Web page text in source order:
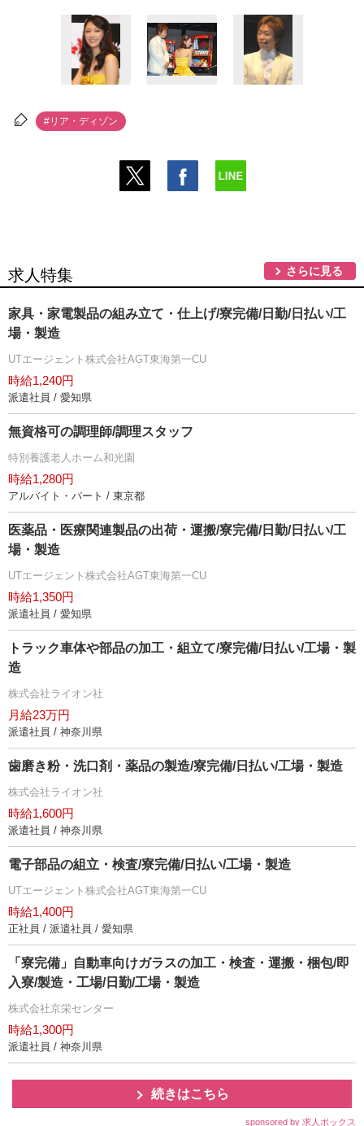
#リア・ディゾン
求人特集 さらに見る
家具・家電製品の組み立て・仕上げ/寮完備/日勤/日払い/工
場・製造
UTエージェント株式会社AGT東海第一CU
時給1,240円
派遣社員 / 愛知県
無資格可の調理師/調理スタッフ
特別養護老人ホーム和光園
時給1,280円
アルバイト・パート / 東京都
医薬品・医療関連製品の出荷・運搬/寮完備/日勤/日払い/工
場・製造
UTエージェント株式会社AGT東海第一CU
時給1,350円
派遣社員 / 愛知県
トラック車体や部品の加工・組立て/寮完備/日払い/工場・製
造
株式会社ライオン社
月給23万円
派遣社員 / 神奈川県
歯磨き粉・洗口剤・薬品の製造/寮完備/日払い/工場・製造
株式会社ライオン社
時給1,600円
派遣社員 / 神奈川県
電子部品の組立・検査/寮完備/日払い/工場・製造
UTエージェント株式会社AGT東海第一CU
時給1,400円
正社員 / 派遣社員 / 愛知県
「寮完備」自動車向けガラスの加工・検査・運搬・梱包/即
入寮/製造・工場/日勤/工場・製造
株式会社京栄センター
時給1,300円
派遣社員 / 神奈川県
続きはこちら
sponsored by 求人ボックス